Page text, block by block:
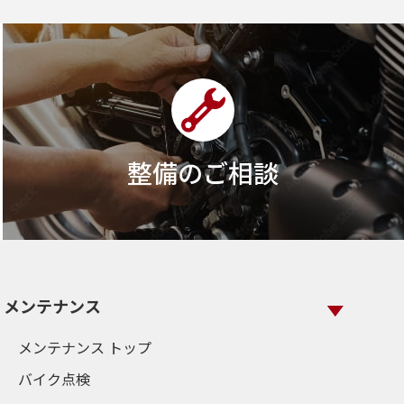
整備のご相談
メンテナンス
メンテナンス トップ
バイク点検